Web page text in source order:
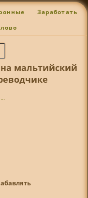
Заработать
мальтийский